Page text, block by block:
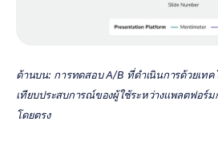
ด้านบน: การทดสอบ A/B ที่ดำเนินการด้วยเทค
เทียบประสบการณ์ของผู้ใช้ระหว่างแพลตฟอร์
โดยตรง